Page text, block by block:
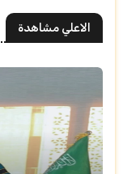
الاعلي مشاهدة